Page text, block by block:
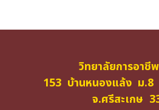
วิทยาลัยการอาชี
153 บ้านหนองแล้ง ม
จ.ศรีสะเกษ